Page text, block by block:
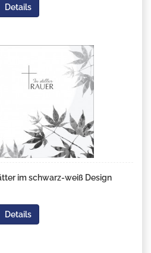
Details
im schwarz-weiß Design
Details